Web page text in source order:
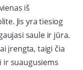
iš
Jis yra tiesiog
saule ir jūra.
įrengta, taigi čia
ir suaugusiems